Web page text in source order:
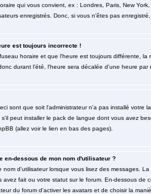
qui vous convient, ex : Londres, Paris, New
enregistrés. Donc, si vous n'êtes pas
est toujours incorrecte !
horaire et que l'heure est toujours différente,
durant l'été, l'heure sera décalée d'une heure par
sont que soit l'administrateur n'a pas installé
peut installer le pack de langue dont vous avez
(allez voir le lien en bas des pages).
en-dessous de mon nom d'utilisateur ?
nom d'utilisateur lorsque vous lisez des messages.
avez fait ou votre statut sur le forum. En-dessous
du forum d'activer les avatars et de choisir la